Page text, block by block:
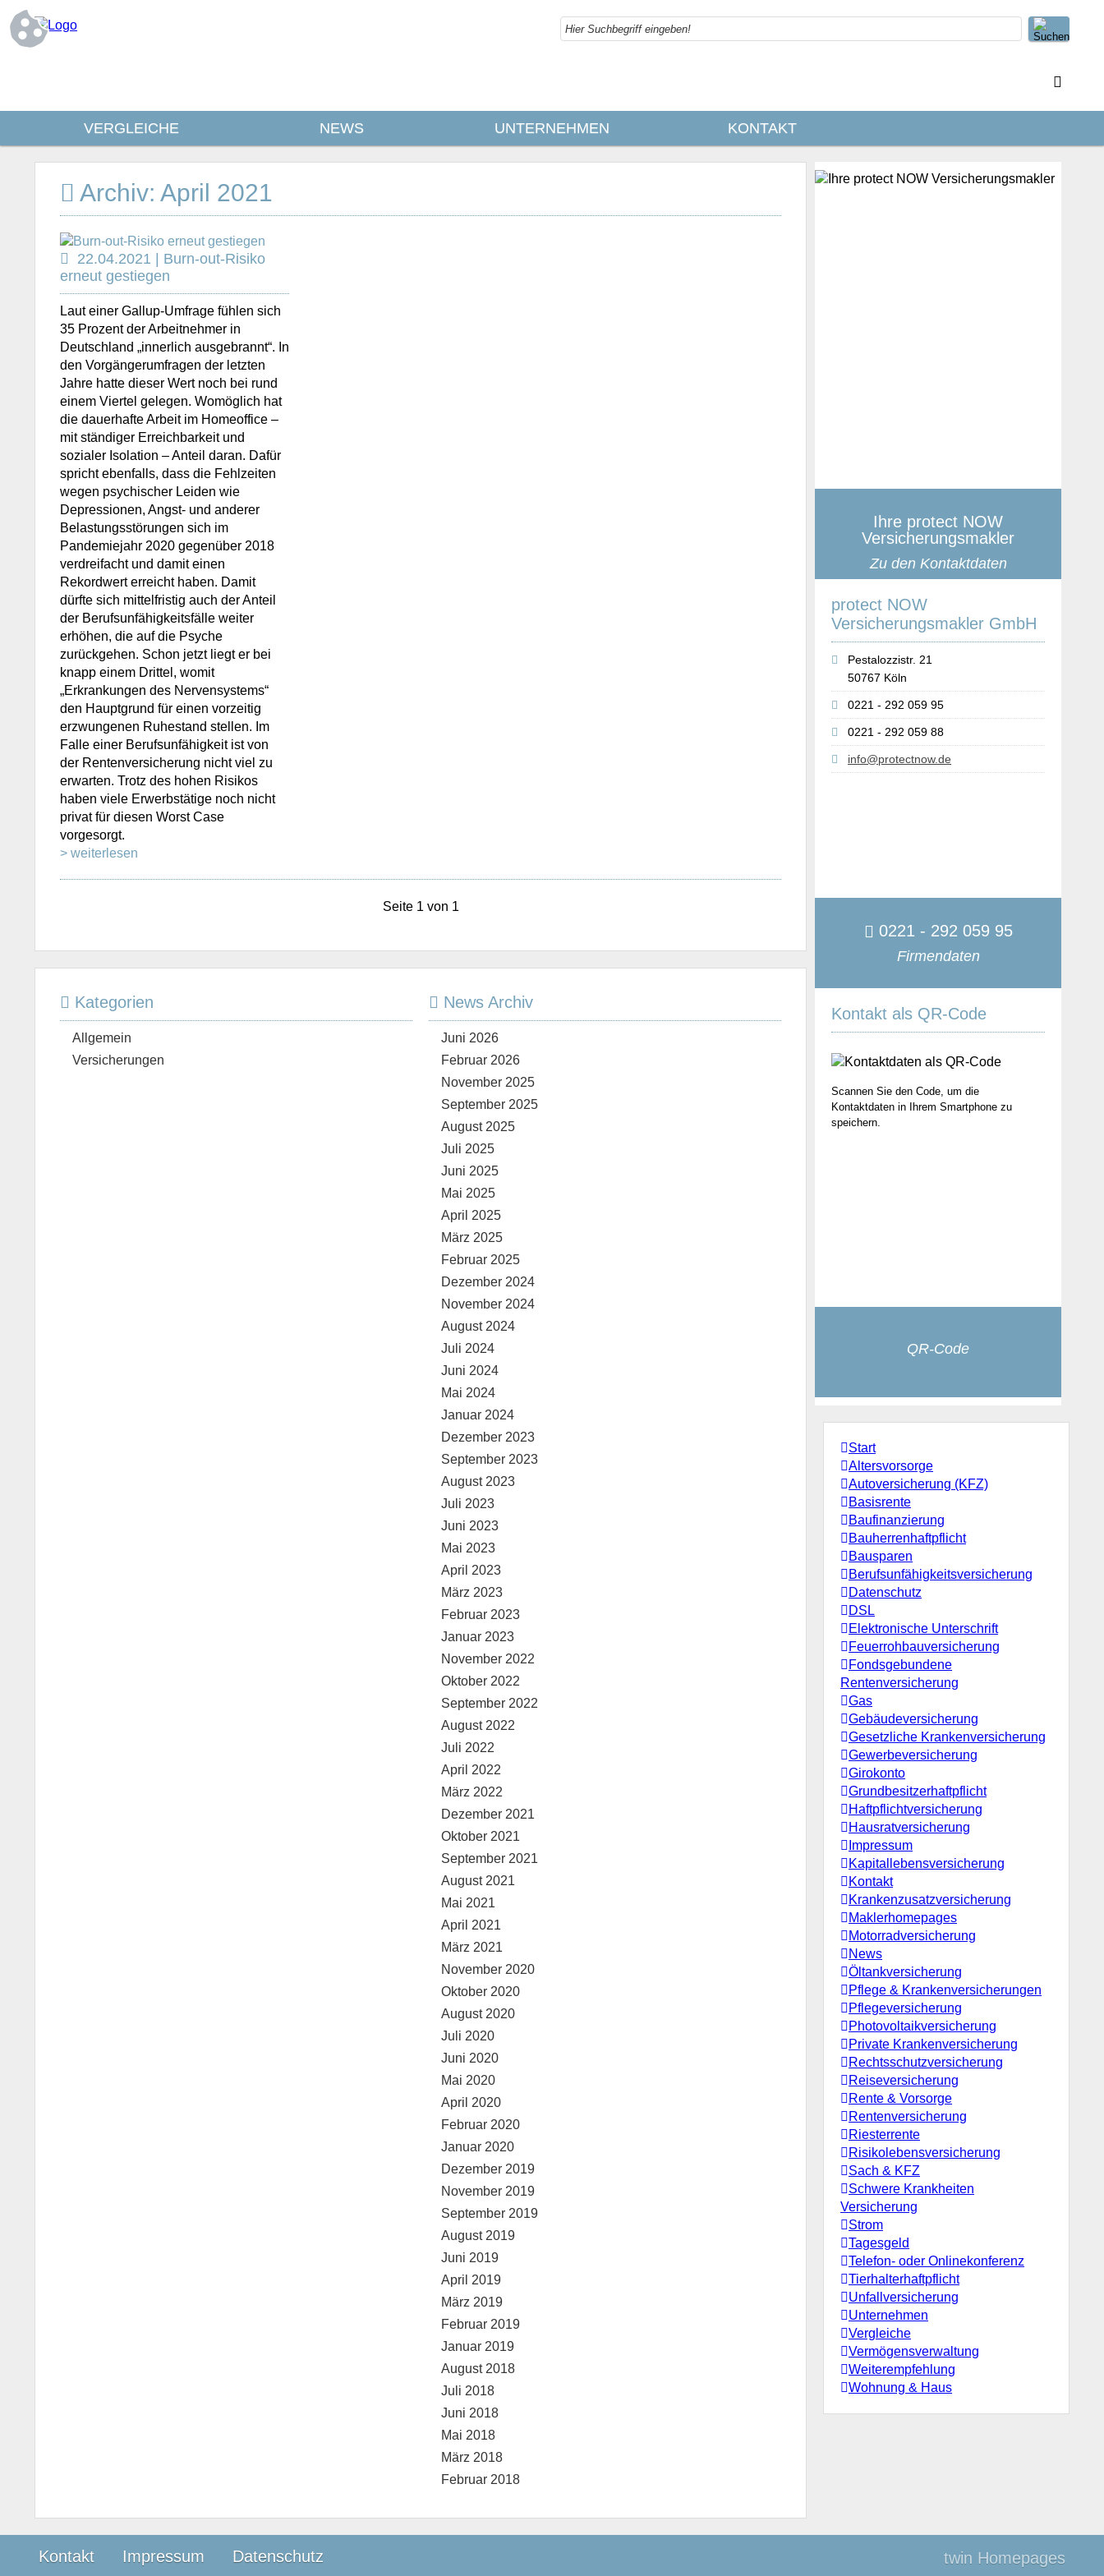
VERGLEICHE NEWS UNTERNEHMEN KONTAKT
Ihre protect NOW
Versicherungsmakler
Zu den Kontaktdaten
protect NOW
Versicherungsmakler GmbH
Pestalozzistr. 21
50767 Köln
0221 - 292 059 95
0221 - 292 059 88
info@protectnow.de
0221 - 292 059 95
Firmendaten
Kontakt als QR-Code
Scannen Sie den Code, um die
Kontaktdaten in Ihrem Smartphone zu
speichern.
QR-Code
Start
Altersvorsorge
Autoversicherung (KFZ)
Basisrente
Baufinanzierung
Bauherrenhaftpflicht
Bausparen
Berufs­unfähigkeitsversicherung
Datenschutz
DSL
Elektronische Unterschrift
Feuerrohbauversicherung
Fondsgebundene
Rentenversicherung
Gas
Gebäudeversicherung
Gesetzliche Krankenversicherung
Gewerbeversicherung
Girokonto
Grundbesitzerhaftpflicht
Haftpflichtversicherung
Hausratversicherung
Impressum
Kapitallebensversicherung
Kontakt
Krankenzusatzversicherung
Maklerhomepages
Motorradversicherung
News
Öltankversicherung
Pflege & Krankenversicherungen
Pflegeversicherung
Photovoltaikversicherung
Private Krankenversicherung
Rechtsschutzversicherung
Reiseversicherung
Rente & Vorsorge
Rentenversicherung
Riesterrente
Risikolebensversicherung
Sach & KFZ
Schwere Krankheiten
Versicherung
Strom
Tagesgeld
Telefon- oder Onlinekonferenz
Tierhalterhaftpflicht
Unfallversicherung
Unternehmen
Vergleiche
Vermögensverwaltung
Weiterempfehlung
Wohnung & Haus
Archiv: April 2021
22.04.2021 | Burn-out-Risiko
erneut gestiegen
Laut einer Gallup-Umfrage fühlen sich
35 Prozent der Arbeitnehmer in
Deutschland „innerlich ausgebrannt“. In
den Vorgängerumfragen der letzten
Jahre hatte dieser Wert noch bei rund
einem Viertel gelegen. Womöglich hat
die dauerhafte Arbeit im Homeoffice –
mit ständiger Erreichbarkeit und
sozialer Isolation – Anteil daran. Dafür
spricht ebenfalls, dass die Fehlzeiten
wegen psychischer Leiden wie
Depressionen, Angst- und anderer
Belastungsstörungen sich im
Pandemiejahr 2020 gegenüber 2018
verdreifacht und damit einen
Rekordwert erreicht haben. Damit
dürfte sich mittelfristig auch der Anteil
der Berufsunfähigkeitsfälle weiter
erhöhen, die auf die Psyche
zurückgehen. Schon jetzt liegt er bei
knapp einem Drittel, womit
„Erkrankungen des Nervensystems“
den Hauptgrund für einen vorzeitig
erzwungenen Ruhestand stellen. Im
Falle einer Berufsunfähigkeit ist von
der Rentenversicherung nicht viel zu
erwarten. Trotz des hohen Risikos
haben viele Erwerbstätige noch nicht
privat für diesen Worst Case
vorgesorgt.
> weiterlesen
Seite 1 von 1
Kategorien
Allgemein
Versicherungen
News Archiv
Juni 2026
Februar 2026
November 2025
September 2025
August 2025
Juli 2025
Juni 2025
Mai 2025
April 2025
März 2025
Februar 2025
Dezember 2024
November 2024
August 2024
Juli 2024
Juni 2024
Mai 2024
Januar 2024
Dezember 2023
September 2023
August 2023
Juli 2023
Juni 2023
Mai 2023
April 2023
März 2023
Februar 2023
Januar 2023
November 2022
Oktober 2022
September 2022
August 2022
Juli 2022
April 2022
März 2022
Dezember 2021
Oktober 2021
September 2021
August 2021
Mai 2021
April 2021
März 2021
November 2020
Oktober 2020
August 2020
Juli 2020
Juni 2020
Mai 2020
April 2020
Februar 2020
Januar 2020
Dezember 2019
November 2019
September 2019
August 2019
Juni 2019
April 2019
März 2019
Februar 2019
Januar 2019
August 2018
Juli 2018
Juni 2018
Mai 2018
März 2018
Februar 2018
Kontakt Impressum Datenschutz twin Homepages